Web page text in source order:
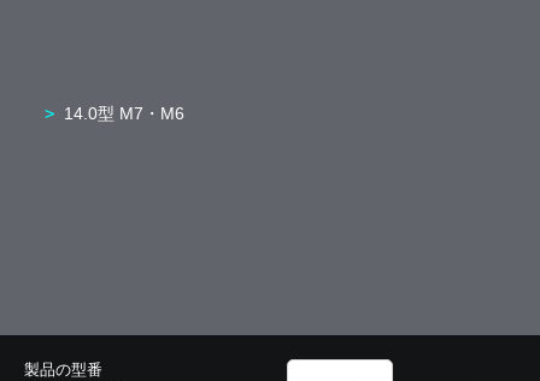
製品の型番
14.0型 M7・M6